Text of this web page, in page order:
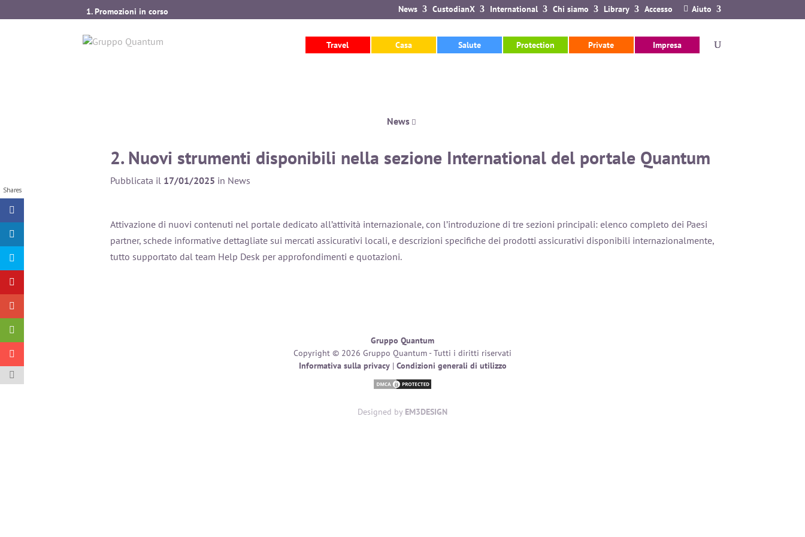
1. Promozioni in corso
2. Nuovi strumenti disponibili nella sezione International del portale Quantum
News CustodianX International Chi siamo Library Accesso Aiuto
Travel Casa Salute Protection Private Impresa
News
2. Nuovi strumenti disponibili nella sezione International del portale Quantum
Pubblicata il 17/01/2025 in News
Attivazione di nuovi contenuti nel portale dedicato all’attività internazionale, con l’introduzione di tre sezioni principali: elenco completo dei Paesi
partner, schede informative dettagliate sui mercati assicurativi locali, e descrizioni specifiche dei prodotti assicurativi disponibili internazionalmente,
tutto supportato dal team Help Desk per approfondimenti e quotazioni.
Gruppo Quantum
Copyright © 2026 Gruppo Quantum - Tutti i diritti riservati
Informativa sulla privacy | Condizioni generali di utilizzo
Designed by EM3DESIGN
Shares